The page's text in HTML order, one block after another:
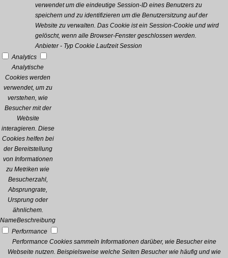
verwendet um die eindeutige Session-ID eines Benutzers zu
speichern und zu identifizieren um die Benutzersitzung auf der
Website zu verwalten. Das Cookie ist ein Session-Cookie und wird
gelöscht, wenn alle Browser-Fenster geschlossen werden.
Anbieter - Typ Cookie Laufzeit Session
Analytics
Analytische
Cookies werden
verwendet, um zu
verstehen, wie
Besucher mit der
Website
interagieren. Diese
Cookies helfen bei
der Bereitstellung
von Informationen
zu Metriken wie
Besucherzahl,
Absprungrate,
Ursprung oder
ähnlichem.
NameBeschreibung
Performance
Performance Cookies sammeln Informationen darüber, wie Besucher eine
Webseite nutzen. Beispielsweise welche Seiten Besucher wie häufig und wie